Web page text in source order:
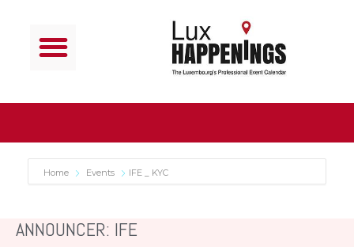
Home Events IFE _ KYC
ANNOUNCER: IFE